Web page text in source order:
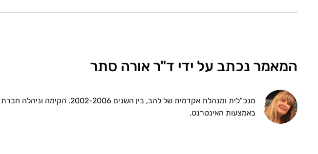
המאמר נכתב על ידי ד"ר אורה סתר
מנכ"לית ומנהלת אקדמית של להב, בין השנים
באמצעות האינטרנט.